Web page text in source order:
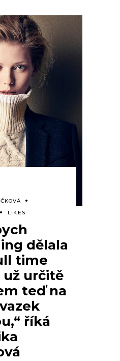
LIKES
dělala
time
už určitě
teď na
říká